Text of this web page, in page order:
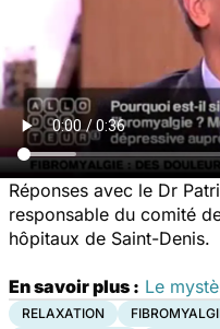
Réponses avec le Dr
responsable du comité
hôpitaux de Saint-Denis.
En savoir plus : Le
RELAXATION